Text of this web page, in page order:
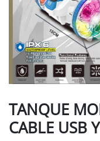
TANQUE
CABLE USB